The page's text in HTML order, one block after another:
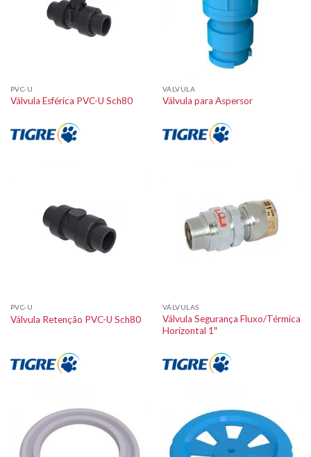
PVC-U
Válvula Esférica PVC-U Sch80
VÁLVULA
Válvula para Aspersor
PVC-U
Válvula Retenção PVC-U Sch80
VÁLVULAS
Válvula Segurança Fluxo/Térmica
Horizontal 1″